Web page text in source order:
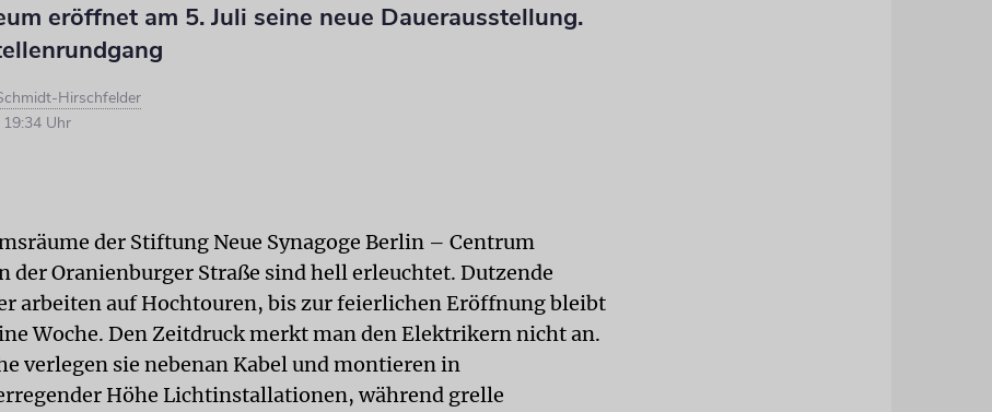
eröffnet am 5. Juli seine neue Dauerausstellung.
Hirschfelder
Uhr
der Stiftung Neue Synagoge Berlin – Centrum
der Oranienburger Straße sind hell erleuchtet. Dutzende
arbeiten auf Hochtouren, bis zur feierlichen Eröffnung bleibt
Woche. Den Zeitdruck merkt man den Elektrikern nicht an.
verlegen sie nebenan Kabel und montieren in
Höhe Lichtinstallationen, während grelle